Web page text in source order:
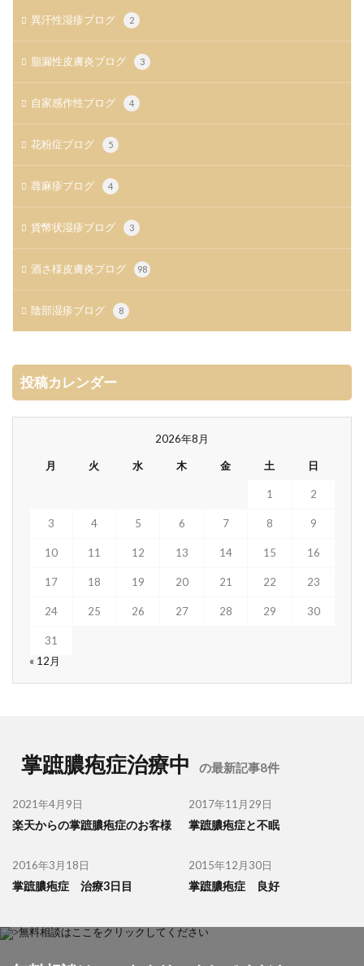
異汗性湿疹ブログ 2
脂漏性皮膚炎ブログ 3
自家感作性ブログ 4
花粉症ブログ 5
蕁麻疹ブログ 4
貨幣状湿疹ブログ 3
酒さ様皮膚炎ブログ 98
陰部湿疹ブログ 8
投稿カレンダー
2026年8月
月 火 水 木 金 土 日
1 2
3 4 5 6 7 8 9
10 11 12 13 14 15 16
17 18 19 20 21 22 23
24 25 26 27 28 29 30
31
« 12月
掌蹠膿疱症治療中 の最新記事8件
2021年4月9日
楽天からの掌蹠膿疱症のお客様
2017年11月29日
掌蹠膿疱症と不眠
2016年3月18日
掌蹠膿疱症 治療3日目
2015年12月30日
掌蹠膿疱症 良好